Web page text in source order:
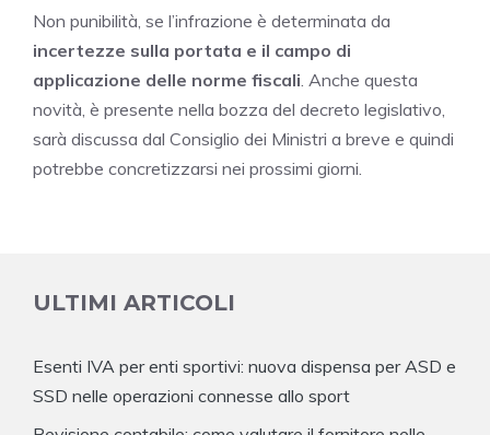
Non punibilità, se l’infrazione è determinata da
incertezze sulla portata e il campo di
applicazione delle norme fiscali . Anche questa
novità, è presente nella bozza del decreto legislativo,
sarà discussa dal Consiglio dei Ministri a breve e quindi
potrebbe concretizzarsi nei prossimi giorni.
ULTIMI ARTICOLI
Esenti IVA per enti sportivi: nuova dispensa per ASD e
SSD nelle operazioni connesse allo sport